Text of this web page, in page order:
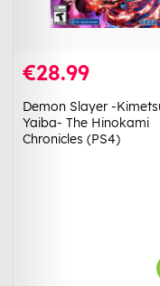
€28.99
Demon Slayer -
Yaiba- The Hinokami
Chronicles (PS4)